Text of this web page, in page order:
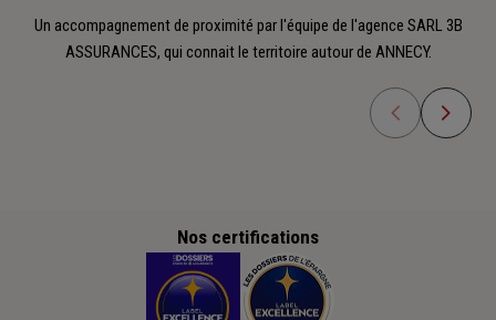
Un accompagnement de proximité par l'équipe de l'agence SARL 3B
ASSURANCES, qui connait le territoire autour de ANNECY.
Nos certifications